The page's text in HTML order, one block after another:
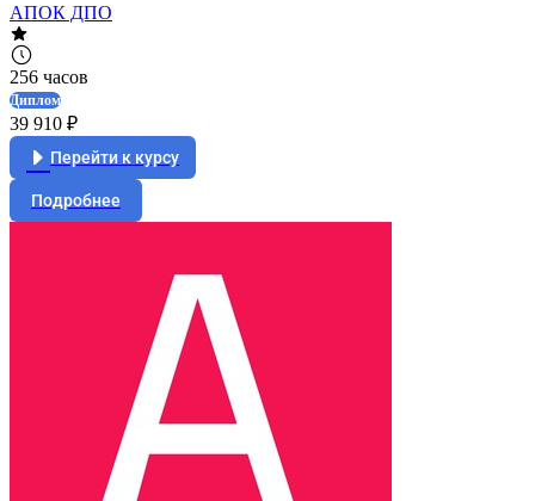
АПОК ДПО
256 часов
Диплом
39 910 ₽
Перейти к курсу
Подробнее